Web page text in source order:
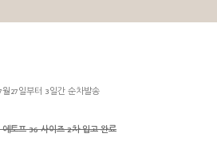
27일부터 3일간 순차발송
토프 36 사이즈 2차 입고 완료